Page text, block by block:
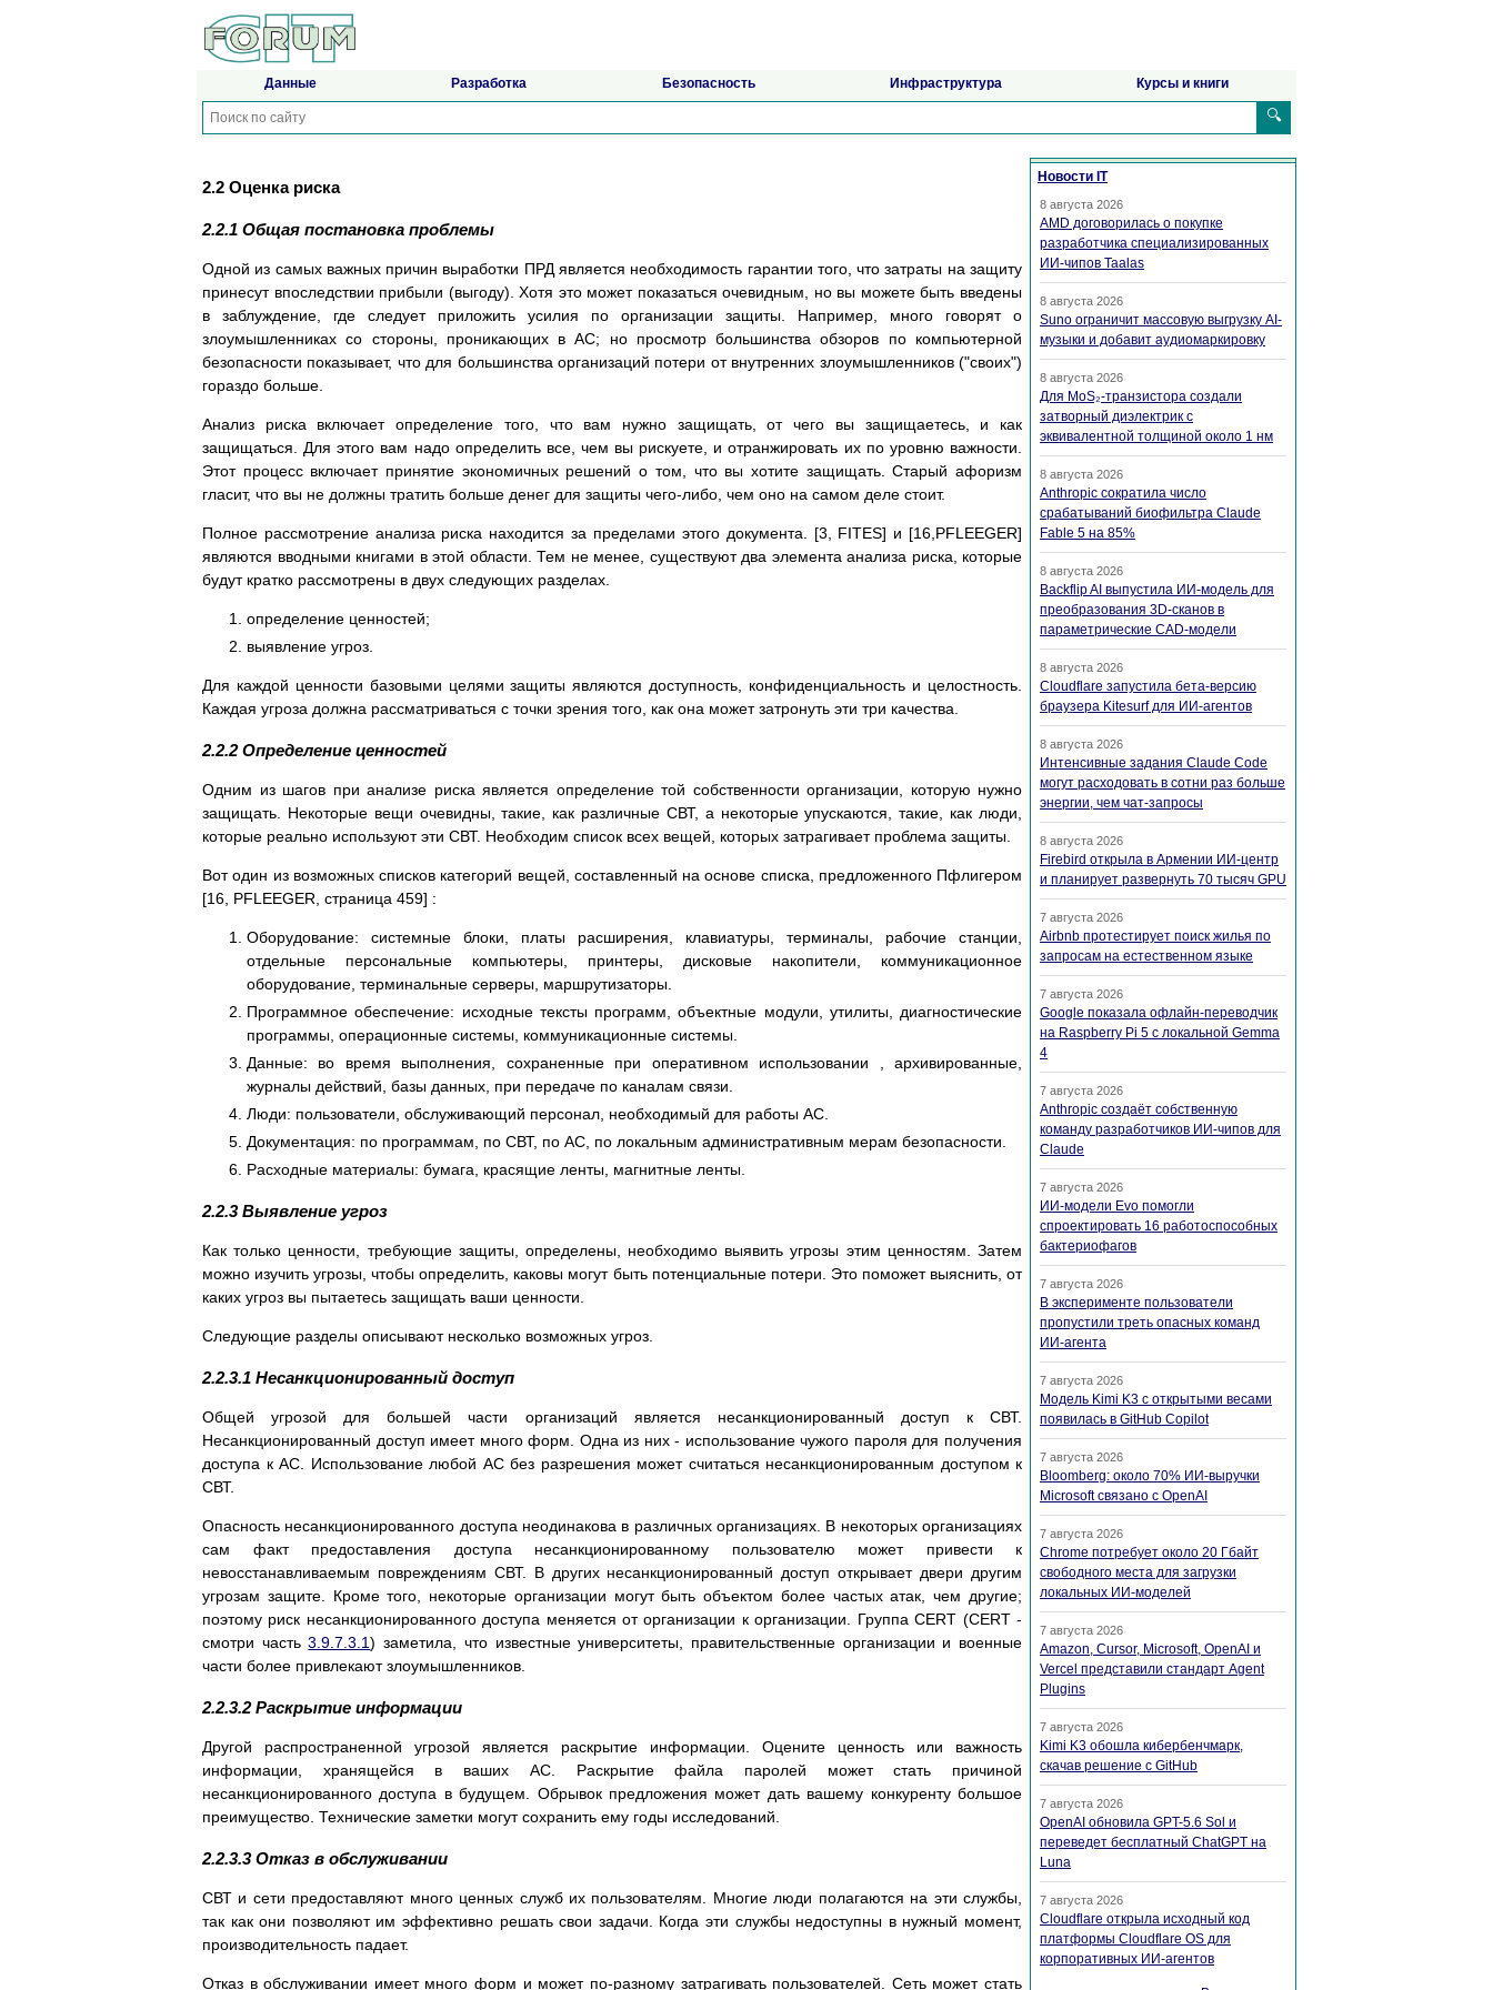
Данные Разработка Безопасность Инфраструктура Курсы и книги
🔍
2.2 Оценка риска
2.2.1 Общая постановка проблемы
Одной из самых важных причин выработки ПРД является необходимость гарантии того, что затраты на защиту
принесут впоследствии прибыли (выгоду). Хотя это может показаться очевидным, но вы можете быть введены
в заблуждение, где следует приложить усилия по организации защиты. Например, много говорят о
злоумышленниках со стороны, проникающих в АС; но просмотр большинства обзоров по компьютерной
безопасности показывает, что для большинства организаций потери от внутренних злоумышленников ("своих")
гораздо больше.
Анализ риска включает определение того, что вам нужно защищать, от чего вы защищаетесь, и как
защищаться. Для этого вам надо определить все, чем вы рискуете, и отранжировать их по уровню важности.
Этот процесс включает принятие экономичных решений о том, что вы хотите защищать. Старый афоризм
гласит, что вы не должны тратить больше денег для защиты чего-либо, чем оно на самом деле стоит.
Полное рассмотрение анализа риска находится за пределами этого документа. [3, FITES] и [16,PFLEEGER]
являются вводными книгами в этой области. Тем не менее, существуют два элемента анализа риска, которые
будут кратко рассмотрены в двух следующих разделах.
определение ценностей;
выявление угроз.
Для каждой ценности базовыми целями защиты являются доступность, конфиденциальность и целостность.
Каждая угроза должна рассматриваться с точки зрения того, как она может затронуть эти три качества.
2.2.2 Определение ценностей
Одним из шагов при анализе риска является определение той собственности организации, которую нужно
защищать. Некоторые вещи очевидны, такие, как различные СВТ, а некоторые упускаются, такие, как люди,
которые реально используют эти СВТ. Необходим список всех вещей, которых затрагивает проблема защиты.
Вот один из возможных списков категорий вещей, составленный на основе списка, пpедложенного Пфлигеpом
[16, PFLEEGER, стpаница 459] :
Оборудование: системные блоки, платы расширения, клавиатуры, терминалы, рабочие станции,
отдельные персональные компьютеры, принтеры, дисковые накопители, коммуникационное
оборудование, терминальные серверы, маршрутизаторы.
Программное обеспечение: исходные тексты программ, объектные модули, утилиты, диагностические
программы, операционные системы, коммуникационные системы.
Данные: во время выполнения, сохраненные при оперативном использовании , архивированные,
журналы действий, базы данных, при передаче по каналам связи.
Люди: пользователи, обслуживающий персонал, необходимый для работы АС.
Документация: по программам, по СВТ, по АС, по локальным административным мерам безопасности.
Расходные материалы: бумага, красящие ленты, магнитные ленты.
2.2.3 Выявление угроз
Как только ценности, требующие защиты, определены, необходимо выявить угрозы этим ценностям. Затем
можно изучить угрозы, чтобы определить, каковы могут быть потенциальные потери. Это поможет выяснить, от
каких угроз вы пытаетесь защищать ваши ценности.
Следующие разделы описывают несколько возможных угроз.
2.2.3.1 Несанкционированный доступ
Общей угрозой для большей части организаций является несанкционированный доступ к СВТ.
Несанкционированный доступ имеет много форм. Одна из них - использование чужого пароля для получения
доступа к АС. Использование любой АС без разрешения может считаться несанкционированным доступом к
СВТ.
Опасность несанкционированного доступа неодинакова в различных организациях. В некоторых организациях
сам факт предоставления доступа несанкционированному пользователю может привести к
невосстанавливаемым повреждениям СВТ. В других несанкционированный доступ открывает двери другим
угрозам защите. Кроме того, некоторые организации могут быть объектом более частых атак, чем другие;
поэтому риск несанкционированного доступа меняется от организации к организации. Группа CERT (CERT -
смотpи часть3.9.7.3.1) заметила, что известные университеты, правительственные организации и военные
части более привлекают злоумышленников.
2.2.3.2 Раскрытие информации
Другой распространенной угрозой является раскрытие информации. Оцените ценность или важность
информации, хранящейся в ваших АС. Раскрытие файла паролей может стать причиной
несанкционированного доступа в будущем. Обрывок предложения может дать вашему конкуренту большое
преимущество. Технические заметки могут сохранить ему годы исследований.
2.2.3.3 Отказ в обслуживании
СВТ и сети предоставляют много ценных служб их пользователям. Многие люди полагаются на эти службы,
так как они позволяют им эффективно решать свои задачи. Когда эти службы недоступны в нужный момент,
производительность падает.
Отказ в обслуживании имеет много форм и может по-разному затрагивать пользователей. Сеть может стать
Новости IT
8 августа 2026
AMD договорилась о покупке
разработчика специализированных
ИИ-чипов Taalas
8 августа 2026
Suno ограничит массовую выгрузку AI-
музыки и добавит аудиомаркировку
8 августа 2026
Для MoS₂-транзистора создали
затворный диэлектрик с
эквивалентной толщиной около 1 нм
8 августа 2026
Anthropic сократила число
срабатываний биофильтра Claude
Fable 5 на 85%
8 августа 2026
Backflip AI выпустила ИИ-модель для
преобразования 3D-сканов в
параметрические CAD-модели
8 августа 2026
Cloudflare запустила бета-версию
браузера Kitesurf для ИИ-агентов
8 августа 2026
Интенсивные задания Claude Code
могут расходовать в сотни раз больше
энергии, чем чат-запросы
8 августа 2026
Firebird открыла в Армении ИИ-центр
и планирует развернуть 70 тысяч GPU
7 августа 2026
Airbnb протестирует поиск жилья по
запросам на естественном языке
7 августа 2026
Google показала офлайн-переводчик
на Raspberry Pi 5 с локальной Gemma
4
7 августа 2026
Anthropic создаёт собственную
команду разработчиков ИИ-чипов для
Claude
7 августа 2026
ИИ-модели Evo помогли
спроектировать 16 работоспособных
бактериофагов
7 августа 2026
В эксперименте пользователи
пропустили треть опасных команд
ИИ-агента
7 августа 2026
Модель Kimi K3 с открытыми весами
появилась в GitHub Copilot
7 августа 2026
Bloomberg: около 70% ИИ-выручки
Microsoft связано с OpenAI
7 августа 2026
Chrome потребует около 20 Гбайт
свободного места для загрузки
локальных ИИ-моделей
7 августа 2026
Amazon, Cursor, Microsoft, OpenAI и
Vercel представили стандарт Agent
Plugins
7 августа 2026
Kimi K3 обошла кибербенчмарк,
скачав решение с GitHub
7 августа 2026
OpenAI обновила GPT-5.6 Sol и
переведет бесплатный ChatGPT на
Luna
7 августа 2026
Cloudflare открыла исходный код
платформы Cloudflare OS для
корпоративных ИИ-агентов